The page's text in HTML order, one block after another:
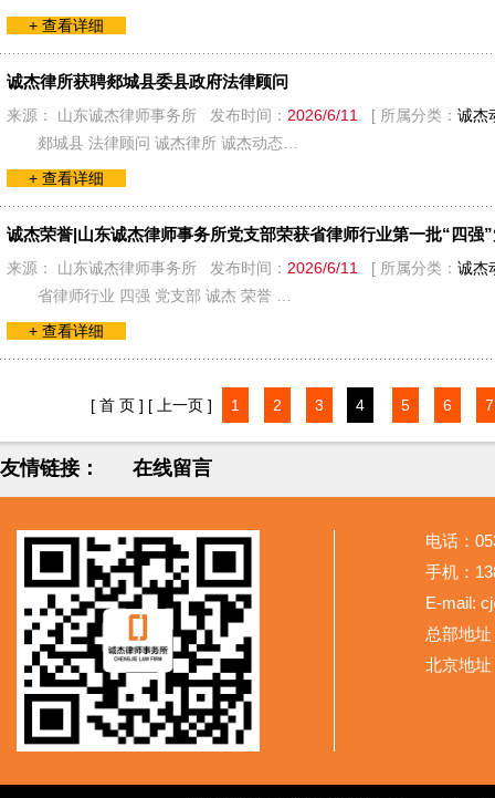
+ 查看详细
诚杰律所获聘郯城县委县政府法律顾问
来源： 山东诚杰律师事务所 发布时间： 2026/6/11 [ 所属分类： 诚杰
郯城县 法律顾问 诚杰律所 诚杰动态…
+ 查看详细
诚杰荣誉|山东诚杰律师事务所党支部荣获省律师行业第一批“四强
来源： 山东诚杰律师事务所 发布时间： 2026/6/11 [ 所属分类： 诚杰
省律师行业 四强 党支部 诚杰 荣誉 …
+ 查看详细
[ 首 页 ] [ 上一页 ] 1 2 3 4 5 6 7
友情链接： 在线留言
电话：
手机：
E-mail:
总部地
北京地